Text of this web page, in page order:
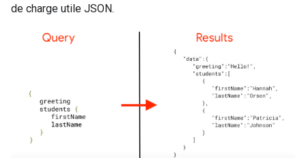
de charge utile JSON.